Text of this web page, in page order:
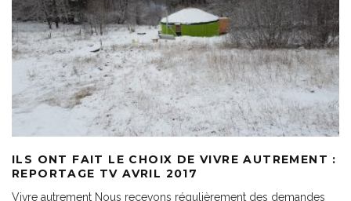
ILS ONT FAIT LE CHOIX DE VIVRE AUTREMENT :
REPORTAGE TV AVRIL 2017
Vivre autrement Nous recevons régulièrement des demandes